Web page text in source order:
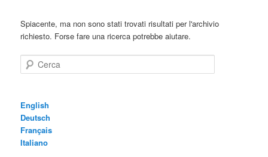
Spiacente, ma non sono stati trovati risultati per l'archivio
richiesto. Forse fare una ricerca potrebbe aiutare.
Cerca
English
Deutsch
Français
Italiano